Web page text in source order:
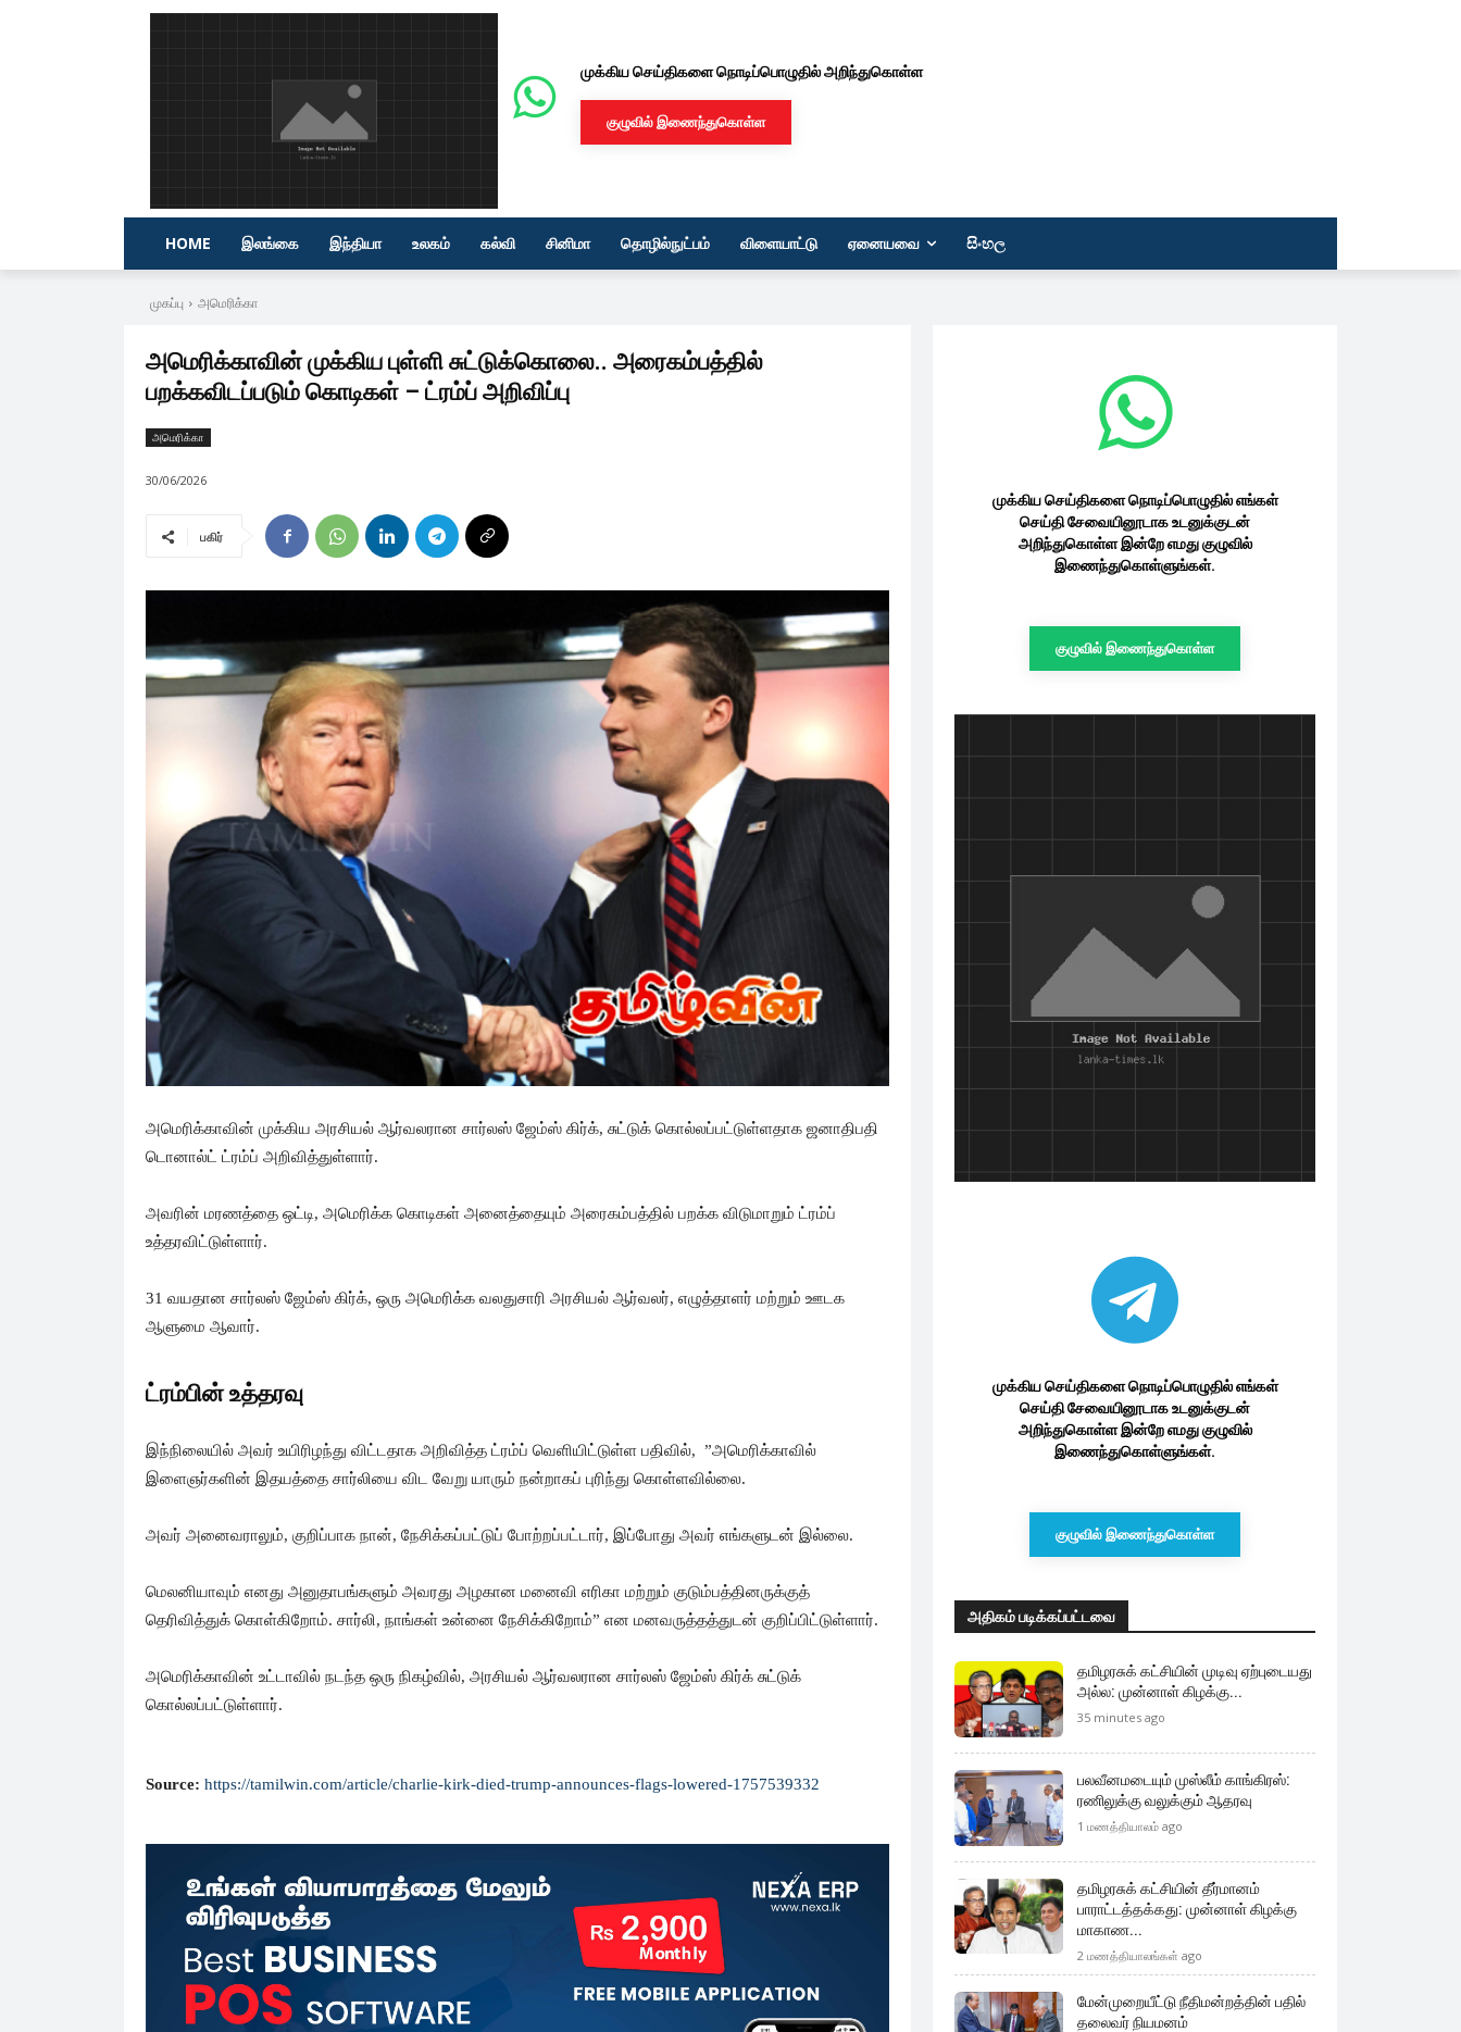
முக்கிய செய்திகளை நொடிப்பொழுதில் அறிந்துகொள்ள
குழுவில் இணைந்துகொள்ள
HOME இலங்கை இந்தியா உலகம் கல்வி சினிமா தொழில்நுட்பம் விளையாட்டு ஏனையவை සිංහල
முகப்பு அமெரிக்கா
அமெரிக்காவின் முக்கிய புள்ளி சுட்டுக்கொலை.. அரைகம்பத்தில்
பறக்கவிடப்படும் கொடிகள் – ட்ரம்ப் அறிவிப்பு
அமெரிக்கா
30/06/2026
பகிர்
அமெரிக்காவின் முக்கிய அரசியல் ஆர்வலரான சார்லஸ் ஜேம்ஸ் கிர்க், சுட்டுக் கொல்லப்பட்டுள்ளதாக ஜனாதிபதி
டொனால்ட் ட்ரம்ப் அறிவித்துள்ளார்.
அவரின் மரணத்தை ஒட்டி, அமெரிக்க கொடிகள் அனைத்தையும் அரைகம்பத்தில் பறக்க விடுமாறும் ட்ரம்ப்
உத்தரவிட்டுள்ளார்.
31 வயதான சார்லஸ் ஜேம்ஸ் கிர்க், ஒரு அமெரிக்க வலதுசாரி அரசியல் ஆர்வலர், எழுத்தாளர் மற்றும் ஊடக
ஆளுமை ஆவார்.
ட்ரம்பின் உத்தரவு
இந்நிலையில் அவர் உயிரிழந்து விட்டதாக அறிவித்த ட்ரம்ப் வெளியிட்டுள்ள பதிவில், ”அமெரிக்காவில்
இளைஞர்களின் இதயத்தை சார்லியை விட வேறு யாரும் நன்றாகப் புரிந்து கொள்ளவில்லை.
அவர் அனைவராலும், குறிப்பாக நான், நேசிக்கப்பட்டுப் போற்றப்பட்டார், இப்போது அவர் எங்களுடன் இல்லை.
மெலனியாவும் எனது அனுதாபங்களும் அவரது அழகான மனைவி எரிகா மற்றும் குடும்பத்தினருக்குத்
தெரிவித்துக் கொள்கிறோம். சார்லி, நாங்கள் உன்னை நேசிக்கிறோம்” என மனவருத்தத்துடன் குறிப்பிட்டுள்ளார்.
அமெரிக்காவின் உட்டாவில் நடந்த ஒரு நிகழ்வில், அரசியல் ஆர்வலரான சார்லஸ் ஜேம்ஸ் கிர்க் சுட்டுக்
கொல்லப்பட்டுள்ளார்.
Source: https://tamilwin.com/article/charlie-kirk-died-trump-announces-flags-lowered-1757539332
முக்கிய செய்திகளை நொடிப்பொழுதில் எங்கள்
செய்தி சேவையினூடாக உடனுக்குடன்
அறிந்துகொள்ள இன்றே எமது குழுவில்
இணைந்துகொள்ளுங்கள்.
குழுவில் இணைந்துகொள்ள
முக்கிய செய்திகளை நொடிப்பொழுதில் எங்கள்
செய்தி சேவையினூடாக உடனுக்குடன்
அறிந்துகொள்ள இன்றே எமது குழுவில்
இணைந்துகொள்ளுங்கள்.
குழுவில் இணைந்துகொள்ள
அதிகம் படிக்கப்பட்டவை
தமிழரசுக் கட்சியின் முடிவு ஏற்புடையது
அல்ல: முன்னாள் கிழக்கு...
35 minutes ago
பலவீனமடையும் முஸ்லீம் காங்கிரஸ்:
ரணிலுக்கு வலுக்கும் ஆதரவு
1 மணத்தியாலம் ago
தமிழரசுக் கட்சியின் தீர்மானம்
பாராட்டத்தக்கது: முன்னாள் கிழக்கு
மாகாண...
2 மணத்தியாலங்கள் ago
மேன்முறையீட்டு நீதிமன்றத்தின் பதில்
தலைவர் நியமனம்